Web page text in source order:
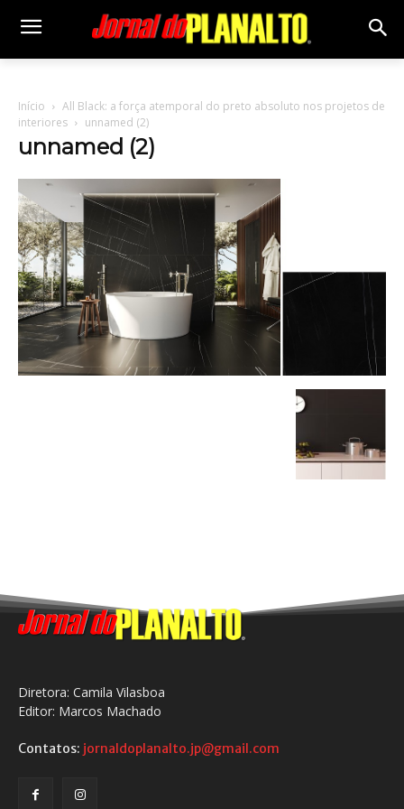
Início
All Black: a força atemporal do preto absoluto nos projetos de
interiores
unnamed (2)
unnamed (2)
Diretora: Camila Vilasboa
Editor: Marcos Machado
Contatos: jornaldoplanalto.jp@gmail.com